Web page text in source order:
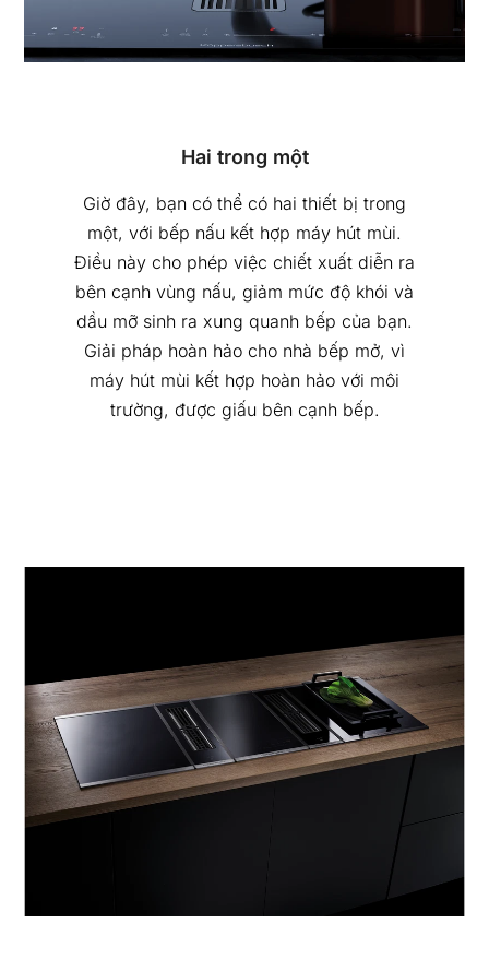
Hai trong một
Giờ đây, bạn có thể có hai thiết bị trong
một, với bếp nấu kết hợp máy hút mùi.
Điều này cho phép việc chiết xuất diễn ra
bên cạnh vùng nấu, giảm mức độ khói và
dầu mỡ sinh ra xung quanh bếp của bạn.
Giải pháp hoàn hảo cho nhà bếp mở, vì
máy hút mùi kết hợp hoàn hảo với môi
trường, được giấu bên cạnh bếp.